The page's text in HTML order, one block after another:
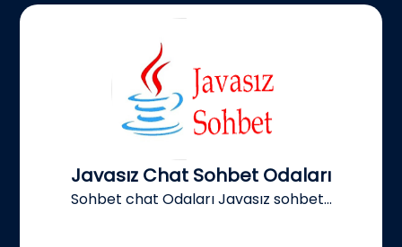
Javasız Chat Sohbet Odaları
Sohbet chat Odaları Javasız sohbet...